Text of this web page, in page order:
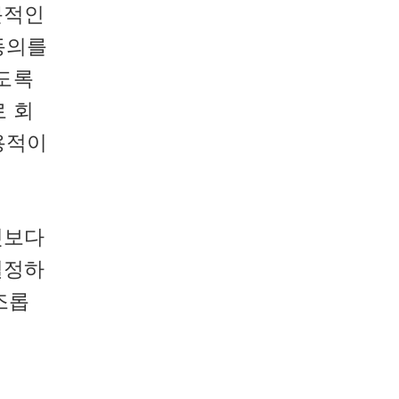
인
를
록
회
이
다
하
롭